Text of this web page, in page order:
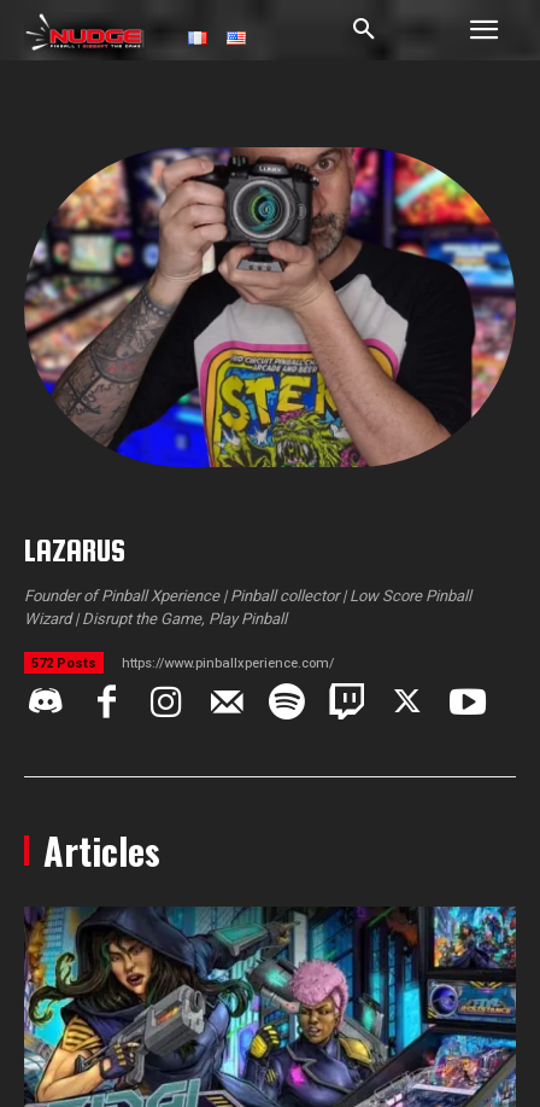
LAZARUS
Founder of Pinball Xperience | Pinball collector | Low Score Pinball
Wizard | Disrupt the Game, Play Pinball
572 Posts https://www.pinballxperience.com/
Articles